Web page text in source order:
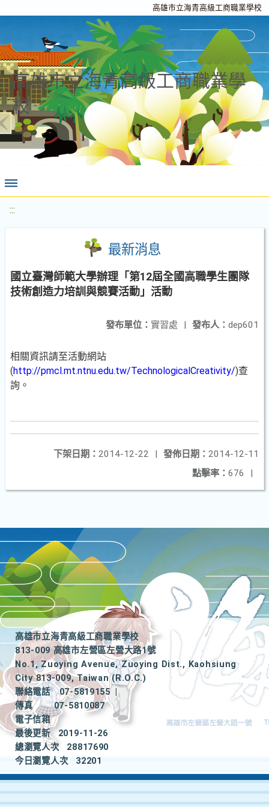
高雄市立海青高級工商職業學校
高雄市立海青高級工商職業學
校
:::
最新消息
國立臺灣師範大學辦理「第12屆全國高職學生團隊
技術創造力培訓與競賽活動」活動
發布人： dep601
發布單位： 實習處 |
相關資訊請至活動網站
(http://pmcl.mt.ntnu.edu.tw/TechnologicalCreativity/)查
詢。
發佈日期： 2014-12-11
下架日期： 2014-12-22
|
點擊率： 676 |
高雄市立海青高級工商職業學校
813-009 高雄市左營區左營大路1號
No.1, Zuoying Avenue, Zuoying Dist., Kaohsiung
City 813-009, Taiwan (R.O.C.)
聯絡電話
07-5819155
|
傳真
07-5810087
電子信箱
最後更新
2019-11-26
總瀏覽人次
28817690
今日瀏覽人次
32201